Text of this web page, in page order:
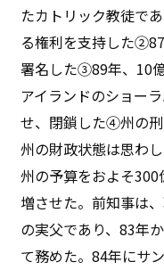
たカトリック教徒で
る権利を支持した
署名した③89年、10
アイランドのショー
せ、閉鎖した④州の
州の財政状態は思わ
州の予算をおよそ
増させた。前知事は
の実父であり、83年
て務めた。84年にサ